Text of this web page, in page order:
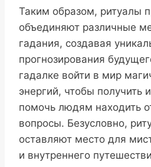
Таким образом, ритуалы
объединяют различные
гадания, создавая
прогнозирования
гадалке войти в мир
энергий, чтобы получить
помочь людям находить
вопросы. Безусловно,
оставляют место для
и внутреннего